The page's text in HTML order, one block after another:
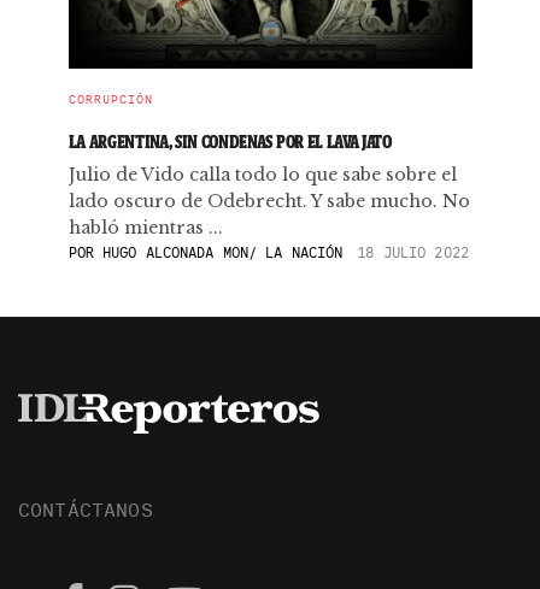
CORRUPCIÓN
LA ARGENTINA, SIN CONDENAS POR EL LAVA JATO
Julio de Vido calla todo lo que sabe sobre el
lado oscuro de Odebrecht. Y sabe mucho. No
habló mientras ...
PORHUGO ALCONADA MON/ LA NACIÓN 18 JULIO 2022
CONTÁCTANOS